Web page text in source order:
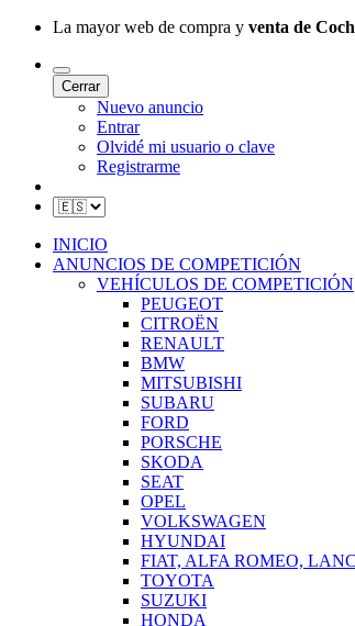
La mayor web de compra y venta de
Cerrar
Nuevo anuncio
Entrar
Olvidé mi usuario o clave
Registrarme
INICIO
ANUNCIOS DE COMPETICIÓN
VEHÍCULOS DE COMPETICIÓN
PEUGEOT
CITROËN
RENAULT
BMW
MITSUBISHI
SUBARU
FORD
PORSCHE
SKODA
SEAT
OPEL
VOLKSWAGEN
HYUNDAI
FIAT, ALFA ROMEO,
TOYOTA
SUZUKI
HONDA